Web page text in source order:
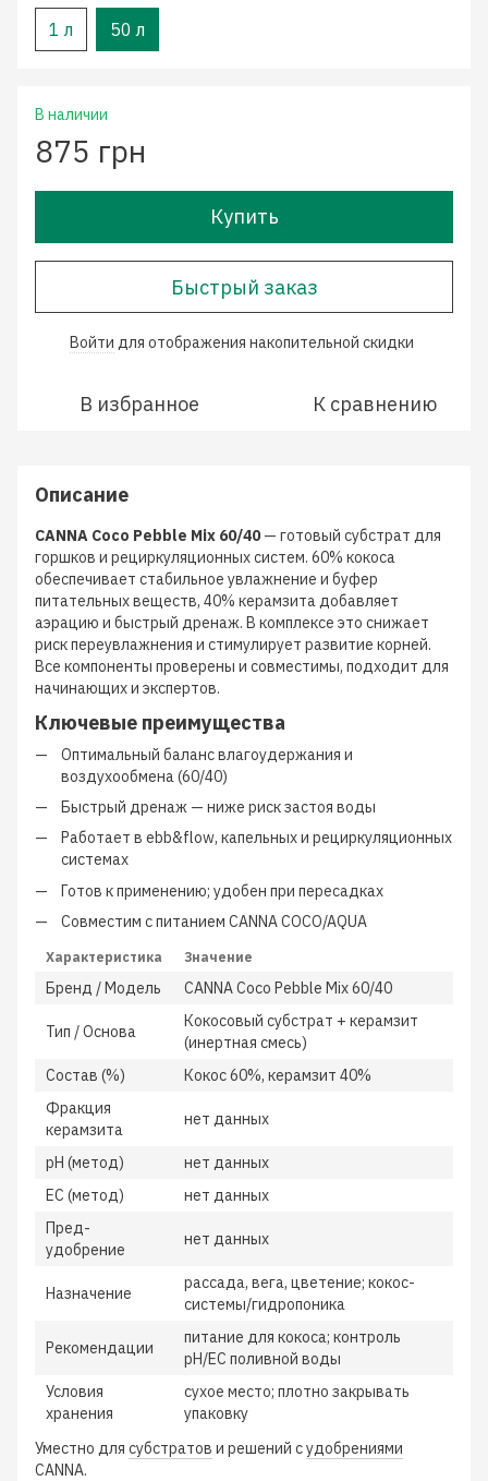
1 л 50 л
В наличии
875 грн
Купить
Быстрый заказ
Войти для отображения накопительной скидки
В избранное К сравнению
Описание
CANNA Coco Pebble Mix 60/40— готовый субстрат для
горшков и рециркуляционных систем. 60% кокоса
обеспечивает стабильное увлажнение и буфер
питательных веществ, 40% керамзита добавляет
аэрацию и быстрый дренаж. В комплексе это снижает
риск переувлажнения и стимулирует развитие корней.
Все компоненты проверены и совместимы, подходит для
начинающих и экспертов.
Ключевые преимущества
Оптимальный баланс влагоудержания и
воздухообмена (60/40)
Быстрый дренаж — ниже риск застоя воды
Работает в ebb&flow, капельных и рециркуляционных
системах
Готов к применению; удобен при пересадках
Совместим с питанием CANNA COCO/AQUA
Характеристика Значение
Бренд / Модель CANNA Coco Pebble Mix 60/40
Тип / Основа
Кокосовый субстрат + керамзит
(инертная смесь)
Состав (%)
Кокос 60%, керамзит 40%
Фракция
керамзита
нет данных
pH (метод)
нет данных
EC (метод)
нет данных
Пред-
удобрение
нет данных
Назначение
рассада, вега, цветение; кокос-
системы/гидропоника
Рекомендации
питание для кокоса; контроль
pH/EC поливной воды
Условия
хранения
сухое место; плотно закрывать
упаковку
Уместно для субстратов и решений судобрениями
CANNA.